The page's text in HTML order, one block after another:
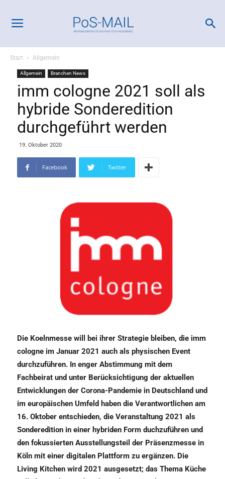
Start Allgemein
Allgemein Branchen News
imm cologne 2021 soll als
hybride Sonderedition
durchgeführt werden
19. Oktober 2020
Facebook Twitter
Die Koelnmesse will bei ihrer Strategie bleiben, die imm
cologne im Januar 2021 auch als physischen Event
durchzuführen. In enger Abstimmung mit dem
Fachbeirat und unter Berücksichtigung der aktuellen
Entwicklungen der Corona-Pandemie in Deutschland und
im europäischen Umfeld haben die Verantwortlichen am
16. Oktober entschieden, die Veranstaltung 2021 als
Sonderedition in einer hybriden Form duchzuführen und
den fokussierten Ausstellungsteil der Präsenzmesse in
Köln mit einer digitalen Plattform zu ergänzen. Die
Living Kitchen wird 2021 ausgesetzt; das Thema Küche